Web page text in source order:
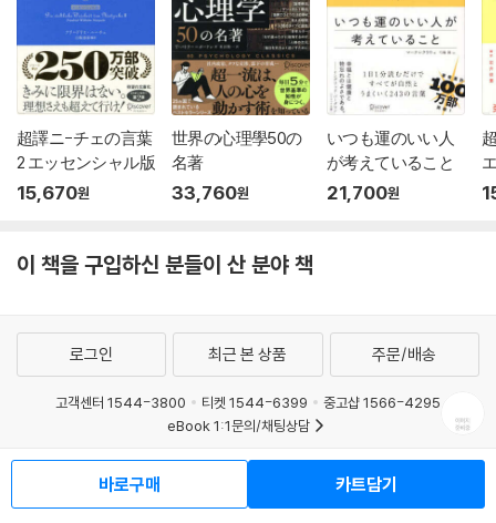
超譯ニ-チェの言葉
2 エッセンシャル版
15,670원
世界の心理學50の
名著
33,760원
いつも運のいい人
が考えていること
21,700원
이 책을 구입하신 분들이 산 분야 책
바로구매 카트담기
로그인 최근 본 상품 주문/배송
고객센터 1544-3800 티켓 1544-6399
중고샵 1566-4295
eBook 1:1문의/채팅상담
예스이십사(주) 사업자 정보
이용약관
청소년보호정책
PC버전
회사소개 거래처관계자께